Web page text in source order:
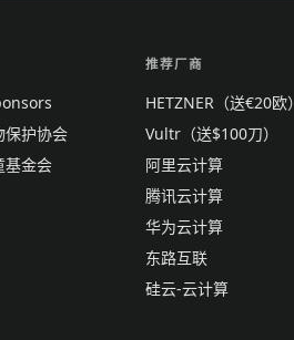
保护协会
基金会
推荐厂商
HETZNER（送€20欧）
Vultr（送$100刀）
阿里云计算
腾讯云计算
华为云计算
东路互联
硅云-云计算